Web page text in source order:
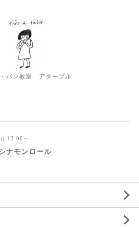
パン教室 アターブル
13:00～
ナモンロール